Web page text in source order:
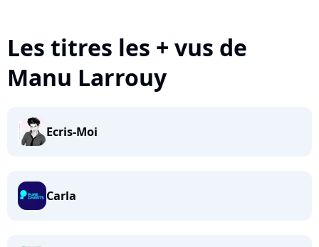
Les titres les + vus de
Manu Larrouy
Ecris-Moi
Carla